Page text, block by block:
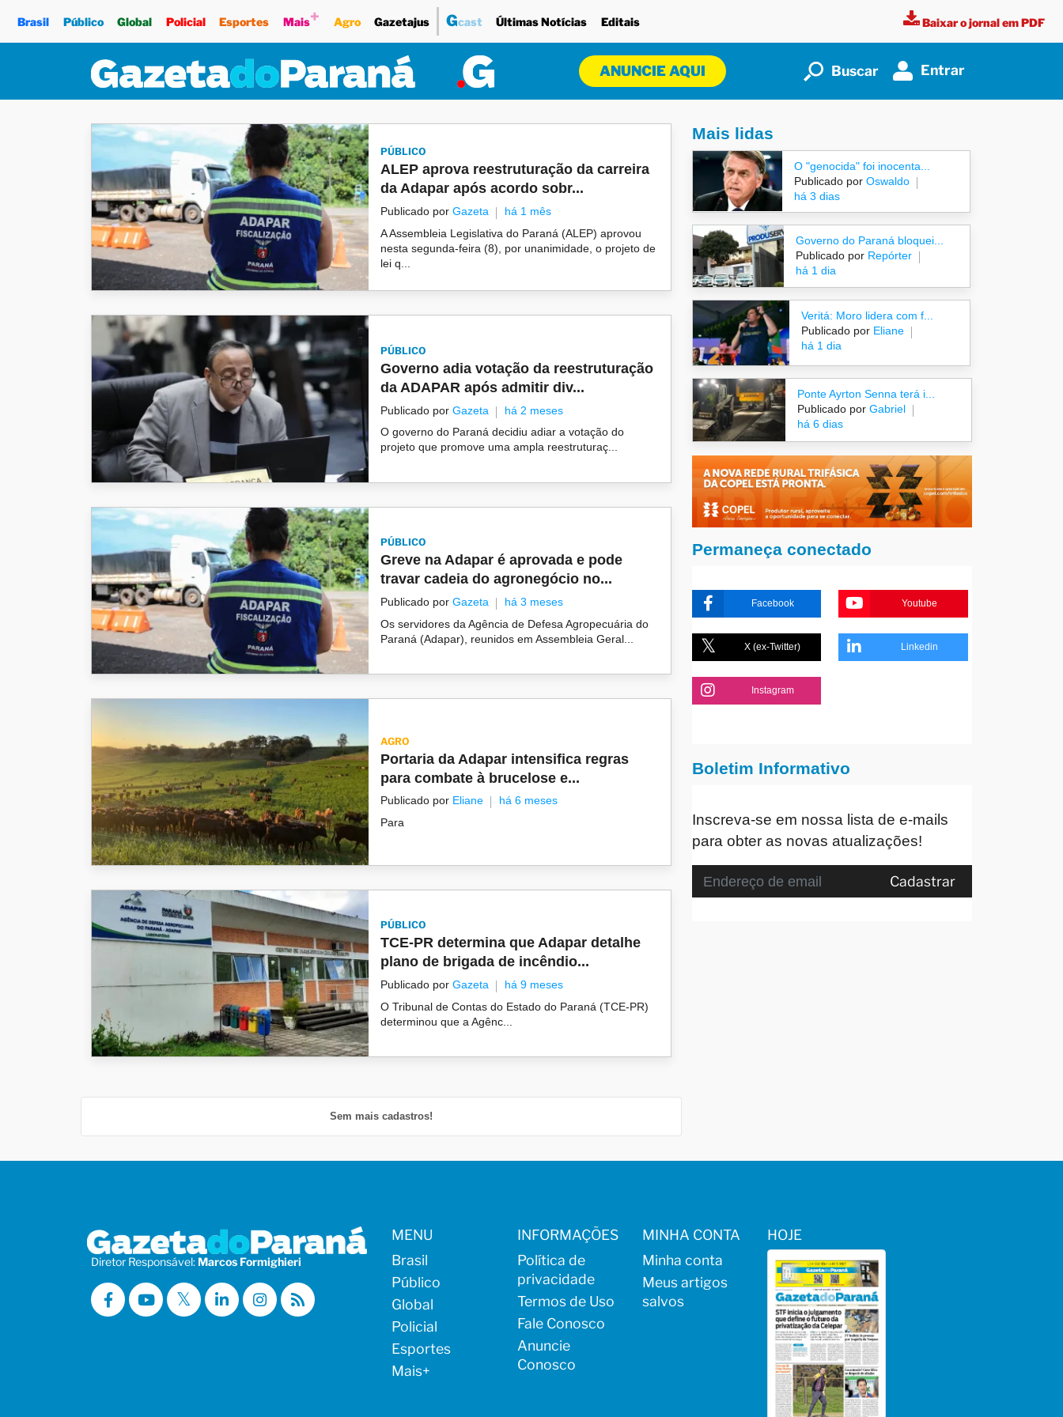
Brasil Público Global Policial Esportes Mais+ Agro Gazetajus Gcast Últimas Notícias Editais Baixar o jornal em PDF
ANUNCIE AQUI Buscar Entrar
PÚBLICO
ALEP aprova reestruturação da carreira
da Adapar após acordo sobr...
Publicado porGazeta
há 1 mês
A Assembleia Legislativa do Paraná (ALEP) aprovou
nesta segunda-feira (8), por unanimidade, o projeto de
lei q...
PÚBLICO
Governo adia votação da reestruturação
da ADAPAR após admitir div...
Publicado porGazeta
há 2 meses
O governo do Paraná decidiu adiar a votação do
projeto que promove uma ampla reestruturaç...
PÚBLICO
Greve na Adapar é aprovada e pode
travar cadeia do agronegócio no...
Publicado porGazeta
há 3 meses
Os servidores da Agência de Defesa Agropecuária do
Paraná (Adapar), reunidos em Assembleia Geral...
AGRO
Portaria da Adapar intensifica regras
para combate à brucelose e...
Publicado por Eliane
há 6 meses
Para
PÚBLICO
TCE-PR determina que Adapar detalhe
plano de brigada de incêndio...
Publicado porGazeta
há 9 meses
O Tribunal de Contas do Estado do Paraná (TCE-PR)
determinou que a Agênc...
Sem mais cadastros!
Mais lidas
O "genocida" foi inocenta...
Publicado por Oswaldo
há 3 dias
Governo do Paraná bloquei...
Publicado por Repórter
há 1 dia
Veritá: Moro lidera com f...
Publicado porEliane
há 1 dia
Ponte Ayrton Senna terá i...
Publicado por Gabriel
há 6 dias
Permaneça conectado
Facebook Youtube
X (ex-Twitter) Linkedin
Instagram
Boletim Informativo
Inscreva-se em nossa lista de e-mails
para obter as novas atualizações!
Cadastrar
Diretor Responsável: Marcos Formighieri
MENU
Brasil
Público
Global
Policial
Esportes
Mais+
INFORMAÇÕES
Política de
privacidade
Termos de Uso
Fale Conosco
Anuncie
Conosco
MINHA CONTA
Minha conta
Meus artigos
salvos
HOJE